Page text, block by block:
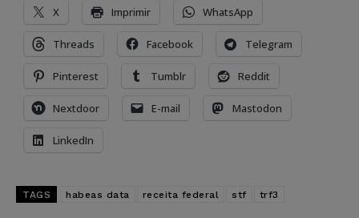
X Imprimir WhatsApp
Threads Facebook Telegram
Pinterest Tumblr Reddit
Nextdoor E-mail Mastodon
LinkedIn
TAGS habeas data receita federal stf trf3